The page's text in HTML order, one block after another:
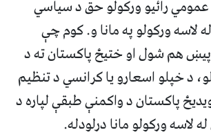
عمومي رائیو ورکولو حق د سیاسي
ورکولو په مانا و. کوم چې
هم شول او ختیځ پاکستان ته د
د خپلو اسعارو یا کرانسي د تنظیم
پاکستان د واکمنې طبقې لپاره د
لاسه ورکولو مانا درلودله.